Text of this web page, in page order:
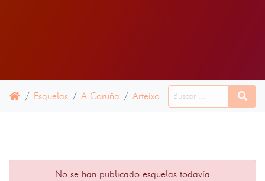
Esquelas A Coruña Arteixo 10 JULIO 2024
No se han publicado esquelas todavía